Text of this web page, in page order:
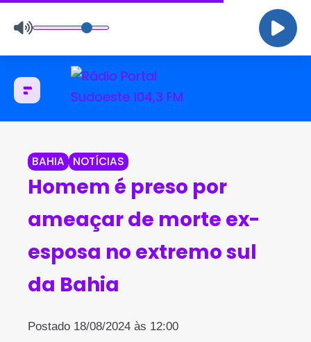
BAHIA NOTÍCIAS
Homem é preso por
ameaçar de morte ex-
esposa no extremo sul
da Bahia
Postado 18/08/2024 às 12:00